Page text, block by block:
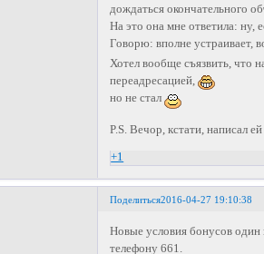
дождаться окончательного
На это она мне ответила: ну,
Говорю: вполне устраивает,
Хотел вообще съязвить, что
переадресацией,
но не стал
P.S. Вечор, кстати, написал
+1
Поделиться2016-04-27 19:10:38
Новые условия бонусов один
телефону 661.